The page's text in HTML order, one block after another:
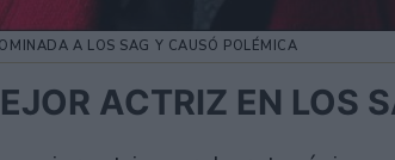
A LOS SAG Y CAUSÓ POLÉMICA
ACTRIZ EN LOS